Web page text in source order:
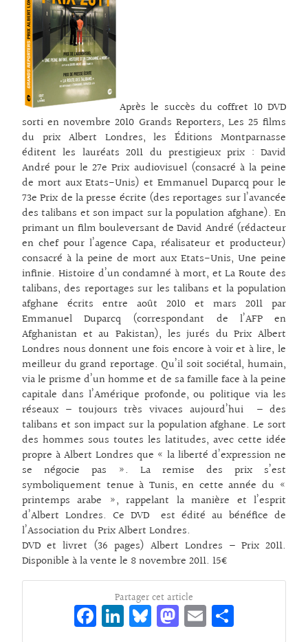
Après le succès du coffret 10 DVD
sorti en novembre 2010 Grands Reporters, Les 25 films
du prix Albert Londres, les Éditions Montparnasse
éditent les lauréats 2011 du prestigieux prix : David
André pour le 27e Prix audiovisuel (consacré à la peine
de mort aux Etats-Unis) et Emmanuel Duparcq pour le
73e Prix de la presse écrite (des reportages sur l’avancée
des talibans et son impact sur la population afghane). En
primant un film bouleversant de David André (rédacteur
en chef pour l’agence Capa, réalisateur et producteur)
consacré à la peine de mort aux Etats-Unis, Une peine
infinie. Histoire d’un condamné à mort, et La Route des
talibans, des reportages sur les talibans et la population
afghane écrits entre août 2010 et mars 2011 par
Emmanuel Duparcq (correspondant de l’AFP en
Afghanistan et au Pakistan), les jurés du Prix Albert
Londres nous donnent une fois encore à voir et à lire, le
meilleur du grand reportage. Qu’il soit sociétal, humain,
via le prisme d’un homme et de sa famille face à la peine
capitale dans l’Amérique profonde, ou politique via les
réseaux – toujours très vivaces aujourd’hui – des
talibans et son impact sur la population afghane. Le sort
des hommes sous toutes les latitudes, avec cette idée
propre à Albert Londres que « la liberté d’expression ne
se négocie pas ». La remise des prix s’est
symboliquement tenue à Tunis, en cette année du «
printemps arabe », rappelant la manière et l’esprit
d’Albert Londres. Ce DVD est édité au bénéfice de
l’Association du Prix Albert Londres.
DVD et livret (36 pages) Albert Londres – Prix 2011.
Disponible à la vente le 8 novembre 2011. 15€
Partager cet article
Fa Li Bl M E